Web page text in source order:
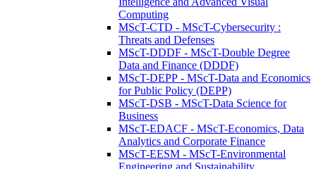
Computing
MScT-CTD - MScT-Cybersecurity :
Threats and Defenses
MScT-DDDF - MScT-Double Degree
Data and Finance (DDDF)
MScT-DEPP - MScT-Data and Economics
for Public Policy (DEPP)
MScT-DSB - MScT-Data Science for
Business
MScT-EDACF - MScT-Economics, Data
Analytics and Corporate Finance
MScT-EESM - MScT-Environmental
Engineering and Sustainability